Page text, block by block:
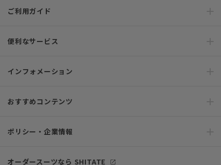
ご利用ガイド
便利なサービス
インフォメーション
おすすめコンテンツ
ポリシー・企業情報
オーダースーツなら SHITATE